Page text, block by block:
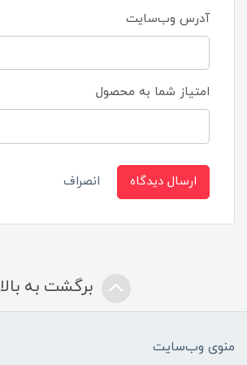
آدرس وب‌سایت
امتیاز شما به محصول
ارسال دیدگاه انصراف
برگشت به بالا
منوی وب‌سایت